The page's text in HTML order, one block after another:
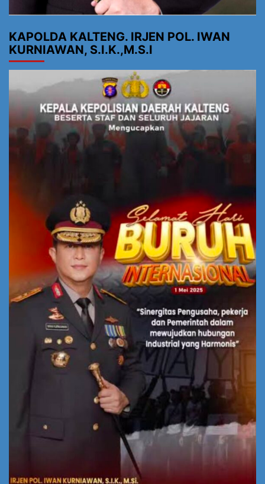
KAPOLDA KALTENG. IRJEN POL. IWAN
KURNIAWAN, S.I.K.,M.S.I